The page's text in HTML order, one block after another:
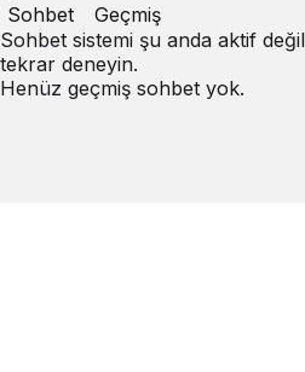
Sohbet
Geçmiş
Sohbet sistemi şu anda aktif
tekrar deneyin.
Henüz geçmiş sohbet yok.